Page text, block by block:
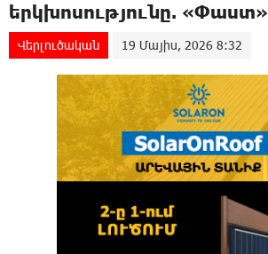
երկխոսությունը. «Փաստ»
Վերլուծական 19 Մայիս, 2026 8:32